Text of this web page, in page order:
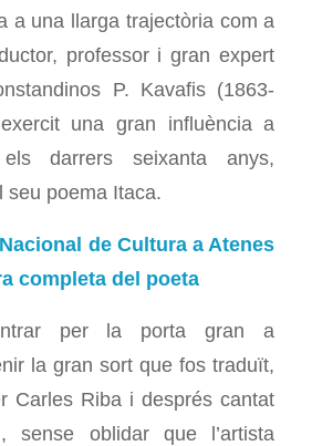
a una llarga trajectòria com a
professor i gran expert
P. Kavafis (1863-
una gran influència a
darrers seixanta anys,
seu poema Itaca.
de Cultura a Atenes
completa del poeta
per la porta gran a
la gran sort que fos traduït,
Carles Riba i després cantat
sense oblidar que l’artista